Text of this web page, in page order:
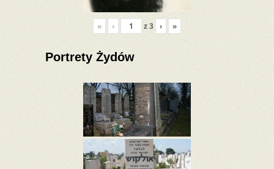
« ‹ z3 › »
Portrety Żydów